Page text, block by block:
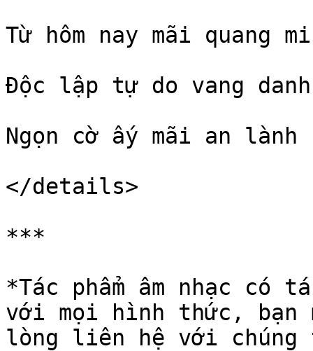
Từ hôm nay mãi quang
Độc lập tự do vang danh
Ngọn cờ ấy mãi an lành
</details>
***
*Tác phẩm âm nhạc có
với mọi hình thức, bạn
lòng liên hệ với